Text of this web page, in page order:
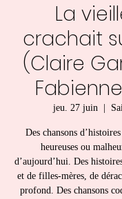
La
crachait
(Claire
jeu. 27 juin
  |
Des chansons
heureuses ou
d’aujourd’hui. Des
et de filles-mères, de
profond. Des chansons